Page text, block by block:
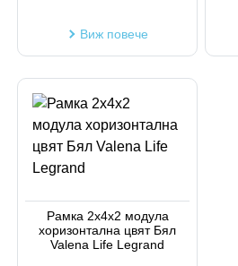
Виж повече
Рамка 2х4x2 модула
хоризонтална цвят Бял
Valena Life Legrand